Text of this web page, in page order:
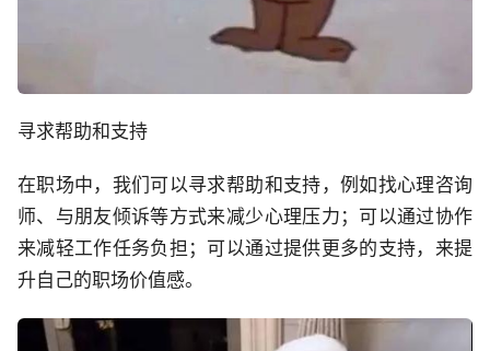
寻求帮助和支持
在职场中，我们可以寻求帮助和支持，例如找心理咨询
师、与朋友倾诉等方式来减少心理压力；可以通过协作
来减轻工作任务负担；可以通过提供更多的支持，来提
升自己的职场价值感。